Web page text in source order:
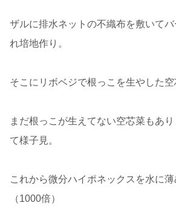
ザルに排水ネットの不織布を敷いて
れ培地作り。
そこにリボベジで根っこを生やした空
まだ根っこが生えてない空芯菜もあ
て様子見。
これから微分ハイポネックスを水に薄
（1000倍）